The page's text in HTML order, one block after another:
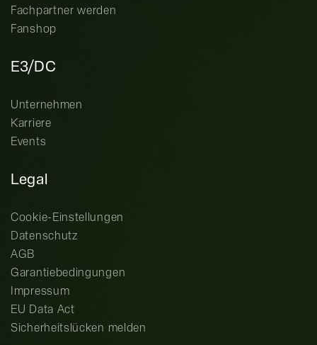
Fachpartner werden
Fanshop
E3/DC
Unternehmen
Karriere
Events
Legal
Cookie-Einstellungen
Datenschutz
AGB
Garantiebedingungen
Impressum
EU Data Act
Sicherheitslücken melden